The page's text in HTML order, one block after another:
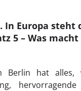
Europa steht
5 – Was macht
Berlin hat alles,
hervorragende